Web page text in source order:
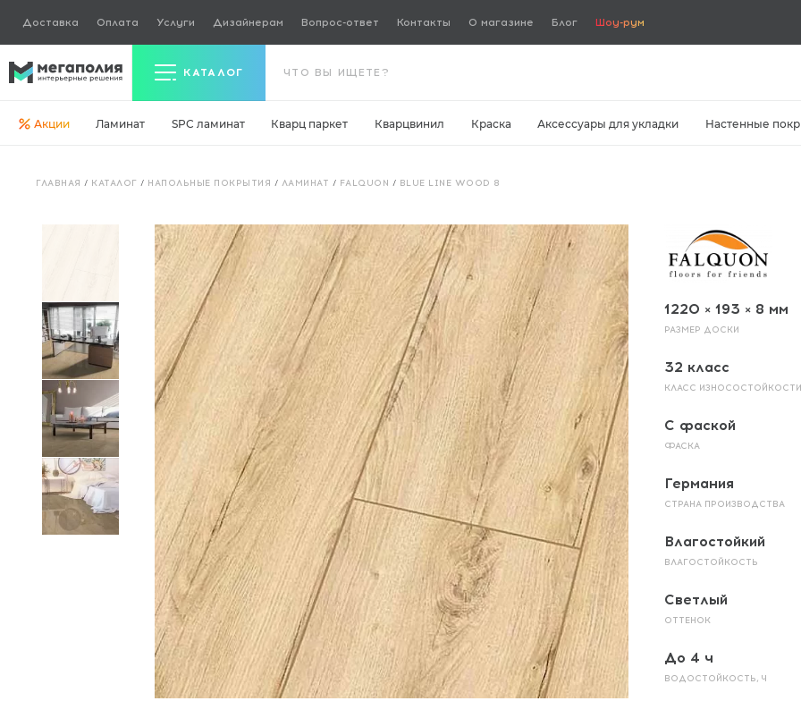
Доставка Оплата Услуги Дизайнерам Вопрос-ответ Контакты О магазине Блог Шоу-рум
КАТАЛОГ
Ковровая плитка
Паркетная доска
Инженерная доска
Массивная доска
Террасная доска
Аксессуары для укладки
Настенные покрытия
Отопительное оборудование
Акции Ламинат SPC ламинат Кварц паркет Кварцвинил Краска Аксессуары для укладки Настенные
ГЛАВНАЯ / КАТАЛОГ / НАПОЛЬНЫЕ ПОКРЫТИЯ / ЛАМИНАТ / FALQUON / BLUE LINE WOOD 8
1220 × 193 × 8 мм
РАЗМЕР ДОСКИ
32 класс
КЛАСС ИЗНОСОСТОЙКОСТИ
С фаской
ФАСКА
Германия
СТРАНА ПРОИЗВОДСТВА
Влагостойкий
ВЛАГОСТОЙКОСТЬ
Светлый
ОТТЕНОК
До 4 ч
ВОДОСТОЙКОСТЬ, Ч